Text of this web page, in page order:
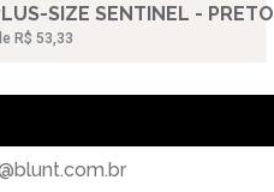
SIZE SENTINEL - PRETO
R$ 53,33